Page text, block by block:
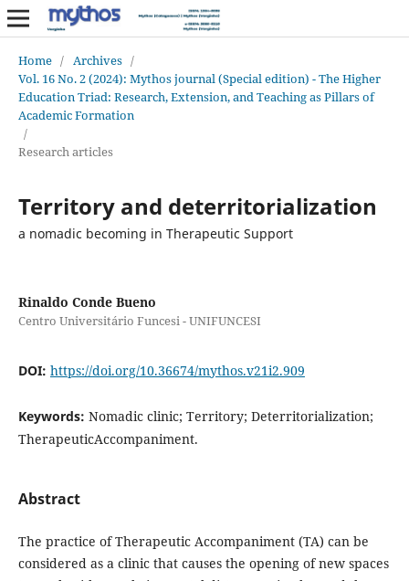
Home / Archives /
Vol. 16 No. 2 (2024): Mythos journal (Special edition) - The Higher
Education Triad: Research, Extension, and Teaching as Pillars of
Academic Formation
/
Research articles
Territory and deterritorialization
a nomadic becoming in Therapeutic Support
Rinaldo Conde Bueno
Centro Universitário Funcesi - UNIFUNCESI
DOI: https://doi.org/10.36674/mythos.v21i2.909
Keywords: Nomadic clinic; Territory; Deterritorialization;
TherapeuticAccompaniment.
Abstract
The practice of Therapeutic Accompaniment (TA) can be
considered as a clinic that causes the opening of new spaces